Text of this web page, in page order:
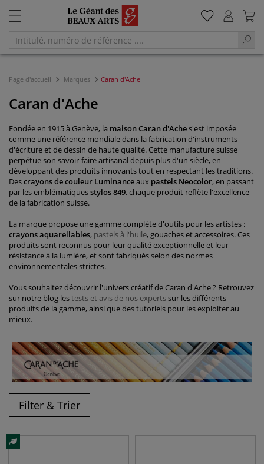
Page d'accueil Marques Caran d'Ache
Caran d'Ache
Fondée en 1915 à Genève, la maison Caran d'Aches'est imposée
comme une référence mondiale dans la fabrication d'instruments
d'écriture et de dessin de haute qualité. Cette manufacture suisse
perpétue son savoir-faire artisanal depuis plus d'un siècle, en
développant des produits innovants tout en respectant les traditions.
Descrayons de couleur Luminanceaux pastels Neocolor, en passant
par les emblématiquesstylos 849, chaque produit reflète l'excellence
de la fabrication suisse.
La marque propose une gamme complète d'outils pour les artistes :
crayons aquarellables, pastels à l'huile, gouaches et accessoires. Ces
produits sont reconnus pour leur qualité exceptionnelle et leur
résistance à la lumière, et sont fabriqués selon des normes
environnementales strictes.
Vous souhaitez découvrir l'univers créatif de Caran d'Ache ? Retrouvez
sur notre blog lestests et avis de nos expertssur les différents
produits de la gamme, ainsi que des tutoriels pour les exploiter au
mieux.
Filter & Trier